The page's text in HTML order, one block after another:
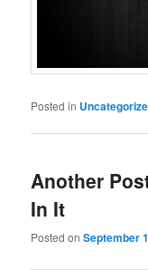
Posted in
Another
In It
Posted onSeptember